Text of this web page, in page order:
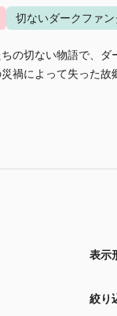
切ないダークファン
の切ない物語で、
禍によって失った故
表示
絞り